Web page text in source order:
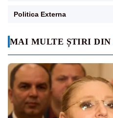
MAI MULTE ȘTIRI DIN
Politica Externa